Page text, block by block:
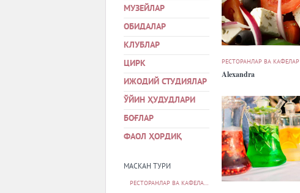
МУЗЕЙЛАР
ОБИДАЛАР
КЛУБЛАР
ЦИРК
ИЖОДИЙ СТУДИЯЛАР
ЎЙИН ҲУДУДЛАРИ
БОҒЛАР
ФАОЛ ҲОРДИҚ
МАСКАН ТУРИ
РЕСТОРАНЛАР ВА КАФЕЛАР
РЕСТОРАНЛАР ВА КАФЕЛАР
Alexandra